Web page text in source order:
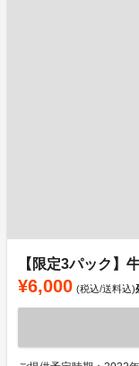
【限定3パック】
¥6,000 (税込/送料込)